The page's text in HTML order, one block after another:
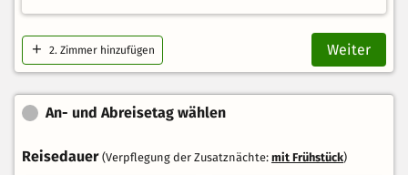
2. Zimmer hinzufügen Weiter
An- und Abreisetag wählen
Reisedauer (Verpflegung der Zusatznächte: mit Frühstück)